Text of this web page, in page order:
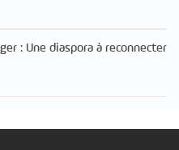
: Une diaspora à reconnecter